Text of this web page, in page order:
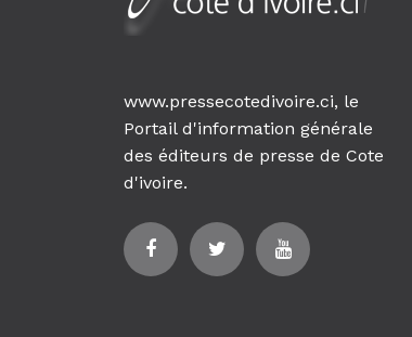
www.pressecotedivoire.ci, le
Portail d'information générale
des éditeurs de presse de Cote
d'ivoire.